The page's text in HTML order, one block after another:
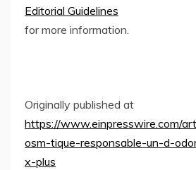
Editorial Guidelines
for more information.
Originally published at
https://www.einpresswire.com/
osm-tique-responsable-un-d-
x-plus